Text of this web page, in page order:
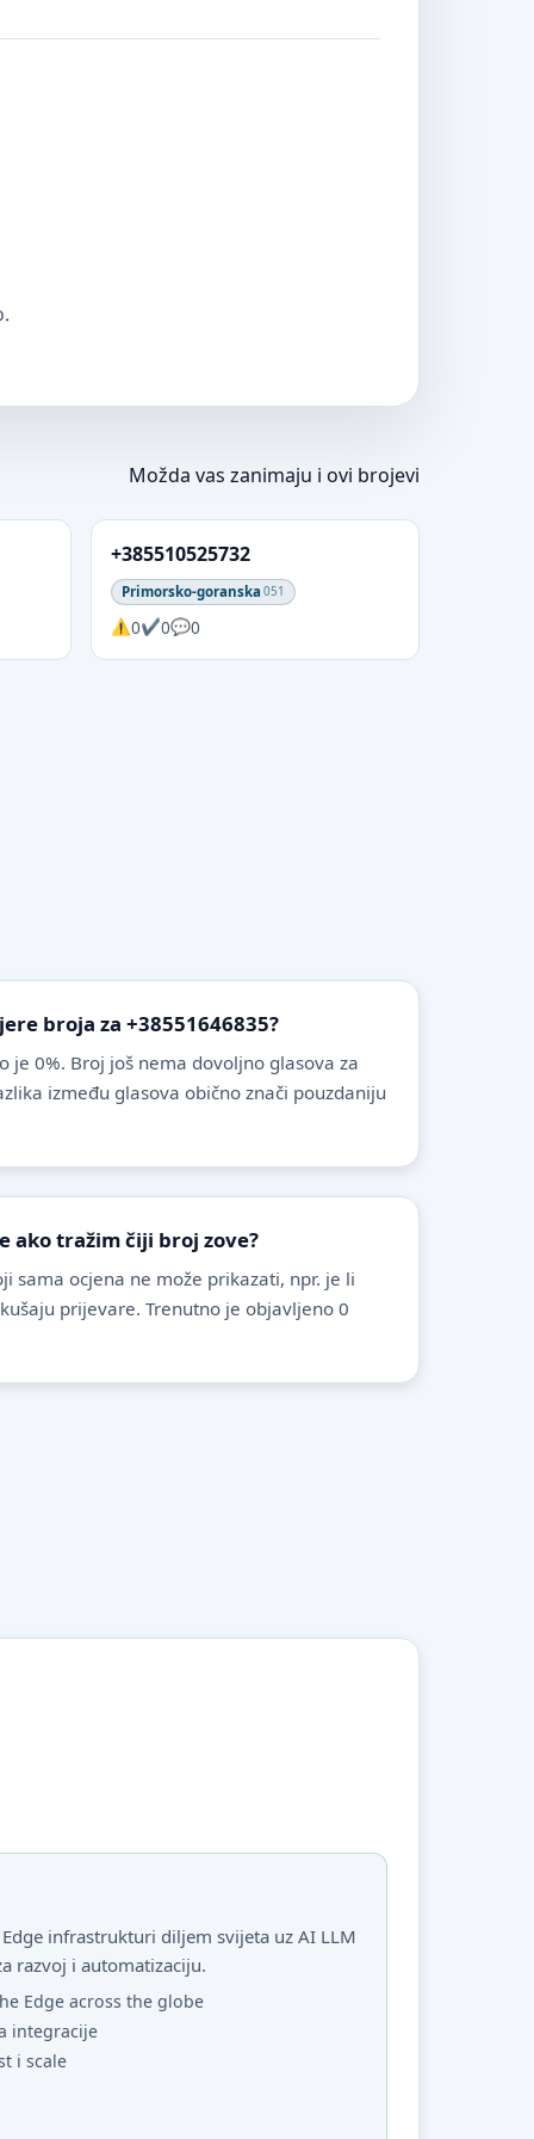
Možda vas zanimaju i ovi brojevi
+385510525732
Primorsko-goranska 051
0 0 0
broja za +38551646835?
je 0%. Broj još nema dovoljno glasova za
između glasova obično znači pouzdaniju
ako tražim čiji broj zove?
sama ocjena ne može prikazati, npr. je li
prijevare. Trenutno je objavljeno 0
infrastrukturi diljem svijeta uz AI LLM
razvoj i automatizaciju.
Edge across the globe
integracije
i scale